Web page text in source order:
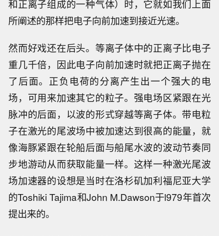
和正离子组成的一种气体）时，它就如我们上面
所阐述的那样把电子向前加速到接近光速。
然而好戏还在后头。等离子体中的正离子比电子
重几千倍，因此电子向前加速时就把正离子抛在
了后面。正负电荷的分离产生出一个强大的电
场，可用来加速其它的粒子。强电场区紧跟在光
脉冲的后面，以波的形式穿越等离子体。带电粒
子在激光的尾波场中被加速达到很高的能量，就
像海豚紧跟在轮船后面与船尾水波的波动节奏同
步地游动从而获取能量一样。这样一种激光尾波
场加速器的设想是当时在洛杉矶加利福尼亚大学
的Toshiki Tajima和John M.Dawson于l979年首次
提出来的。